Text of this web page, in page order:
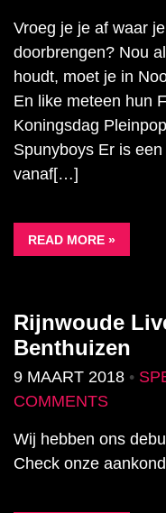
Vroeg je je af waar
doorbrengen? Nou
houdt, moet je in
En like meteen hun
Koningsdag
Spunyboys Er is
vanaf[…]
READ MORE »
Rijnwoude
Benthuizen
9 MAART 2018 •
COMMENTS
Wij hebben ons
Check onze